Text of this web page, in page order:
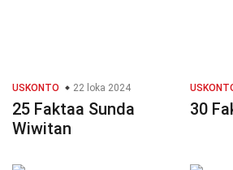
USKONTO 22 loka 2024
25 Faktaa Sunda
Wiwitan
30